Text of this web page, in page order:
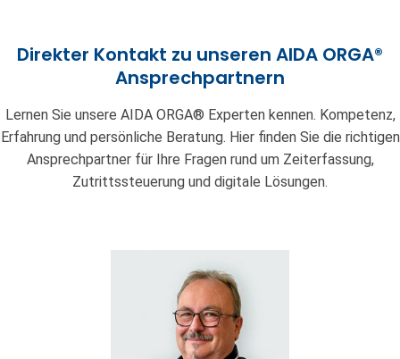
Direkter Kontakt zu unseren AIDA ORGA®
Ansprechpartnern
Lernen Sie unsere AIDA ORGA® Experten kennen. Kompetenz,
Erfahrung und persönliche Beratung. Hier finden Sie die richtigen
Ansprechpartner für Ihre Fragen rund um Zeiterfassung,
Zutrittssteuerung und digitale Lösungen.